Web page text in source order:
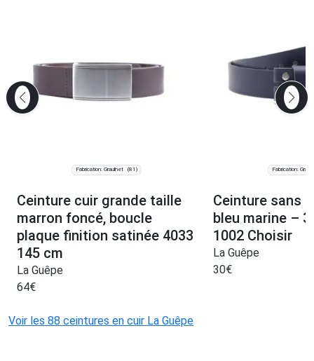
Fabrication: Graulhet (81)
Ceinture cuir grande taille
marron foncé, boucle
plaque finition satinée 4033
145 cm
La Guêpe
64€
Fabrication:
Ceinture sans
bleu marine –
1002 Choisir
La Guêpe
30€
Voir les 88 ceintures en cuir La Guêpe